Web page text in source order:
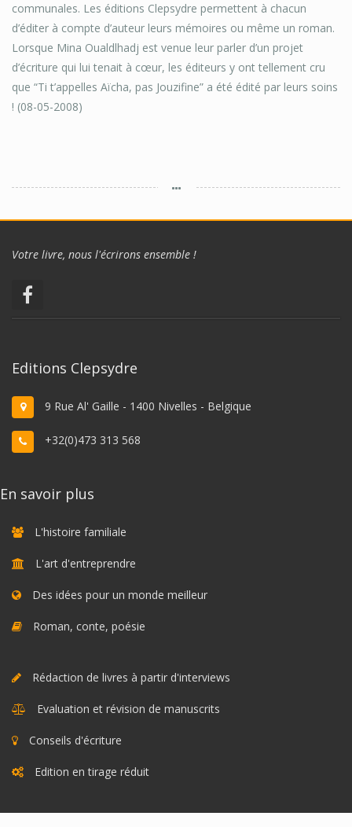
communales. Les éditions Clepsydre permettent à chacun
d’éditer à compte d’auteur leurs mémoires ou même un roman.
Lorsque Mina Oualdlhadj est venue leur parler d’un projet
d’écriture qui lui tenait à cœur, les éditeurs y ont tellement cru
que “Ti t’appelles Aïcha, pas Jouzifine” a été édité par leurs soins
! (08-05-2008)
Votre livre, nous l'écrirons ensemble !
Editions Clepsydre
9 Rue Al' Gaille - 1400 Nivelles - Belgique
+32(0)473 313 568
En savoir plus
L'histoire familiale
L'art d'entreprendre
Des idées pour un monde meilleur
Roman, conte, poésie
Rédaction de livres à partir d'interviews
Evaluation et révision de manuscrits
Conseils d'écriture
Edition en tirage réduit